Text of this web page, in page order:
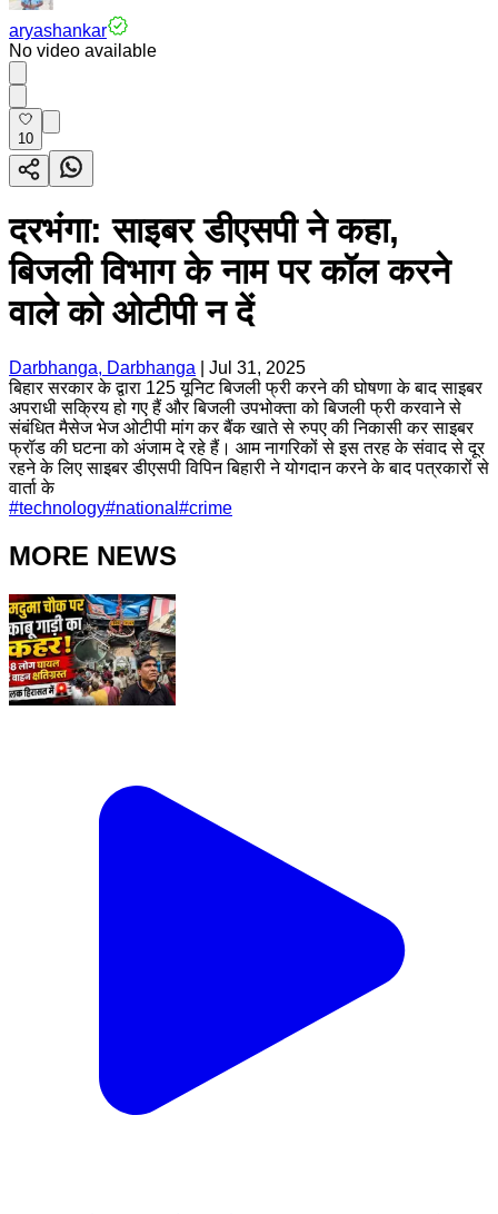
aryashankar
No video available
10
दरभंगा: साइबर डीएसपी ने कहा,
बिजली विभाग के नाम पर कॉल करने
वाले को ओटीपी न दें
Darbhanga, Darbhanga
Jul 31, 2025
बिहार सरकार के द्वारा 125 यूनिट बिजली फ्री करने की घोषणा के बाद साइबर
अपराधी सक्रिय हो गए हैं और बिजली उपभोक्ता को बिजली फ्री करवाने से
संबंधित मैसेज भेज ओटीपी मांग कर बैंक खाते से रुपए की निकासी कर साइबर
फ्रॉड की घटना को अंजाम दे रहे हैं। आम नागरिकों से इस तरह के संवाद से दूर
रहने के लिए साइबर डीएसपी विपिन बिहारी ने योगदान करने के बाद पत्रकारों से
वार्ता के
#technology#national #crime
MORE NEWS